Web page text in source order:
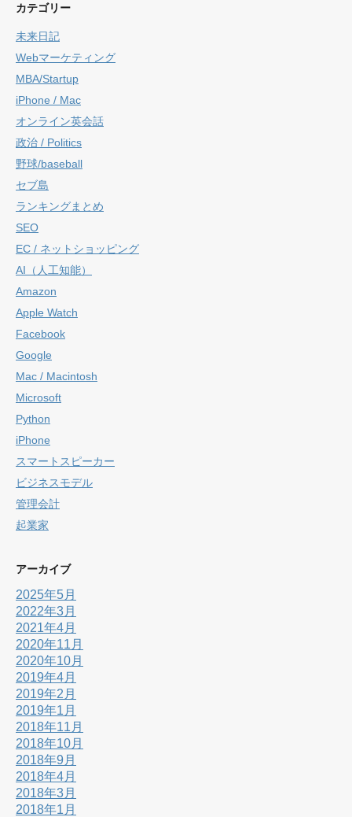
カテゴリー
未来日記
Webマーケティング
MBA/Startup
iPhone / Mac
オンライン英会話
政治 / Politics
野球/baseball
セブ島
ランキングまとめ
SEO
EC / ネットショッピング
AI（人工知能）
Amazon
Apple Watch
Facebook
Google
Mac / Macintosh
Microsoft
Python
iPhone
スマートスピーカー
ビジネスモデル
管理会計
起業家
アーカイブ
2025年5月
2022年3月
2021年4月
2020年11月
2020年10月
2019年4月
2019年2月
2019年1月
2018年11月
2018年10月
2018年9月
2018年4月
2018年3月
2018年1月